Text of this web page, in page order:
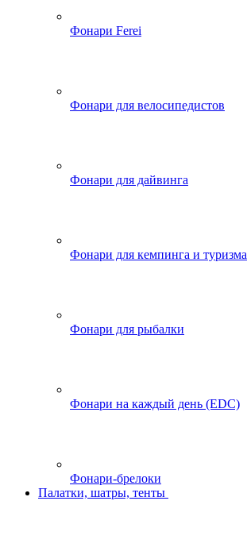
Фонари Ferei
Фонари для велосипедистов
Фонари для дайвинга
Фонари для кемпинга и туризма
Фонари для рыбалки
Фонари на каждый день (EDC)
Фонари-брелоки
Палатки, шатры, тенты